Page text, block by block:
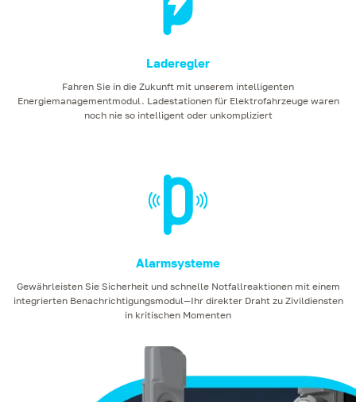
Laderegler
Fahren Sie in die Zukunft mit unserem intelligenten
Energiemanagementmodul. Ladestationen für Elektrofahrzeuge waren
noch nie so intelligent oder unkompliziert
Alarmsysteme
Gewährleisten Sie Sicherheit und schnelle Notfallreaktionen mit einem
integrierten Benachrichtigungsmodul—Ihr direkter Draht zu Zivildiensten
in kritischen Momenten